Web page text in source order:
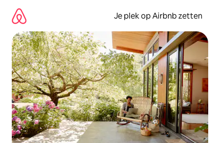
direct
naar
inhoud
Je plek op Airbnb zetten